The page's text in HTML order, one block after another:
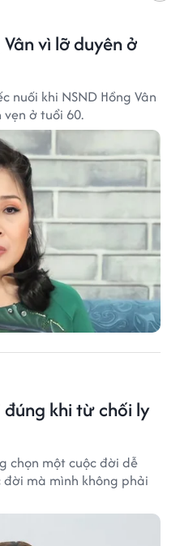
vì lỡ duyên ở
nuối khi NSND Hồng Vân
ở tuổi 60.
đúng khi từ chối ly
chọn một cuộc đời dễ
mà mình không phải